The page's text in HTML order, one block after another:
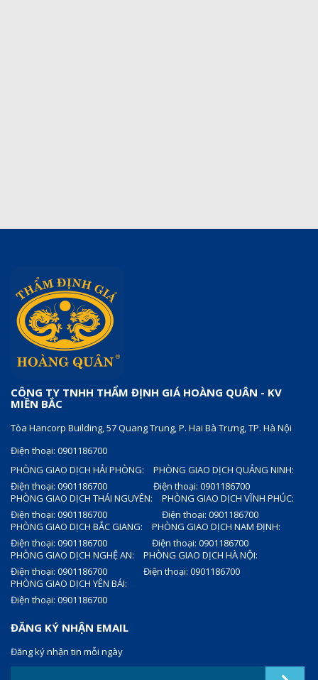
CÔNG TY TNHH THẨM ĐỊNH GIÁ HOÀNG QUÂN - KV
MIỀN BẮC
Tòa Hancorp Building, 57 Quang Trung, P. Hai Bà Trưng, TP. Hà Nội
Điện thoại: 0901186700
PHÒNG GIAO DỊCH HẢI PHÒNG:
Điện thoại: 0901186700
PHÒNG GIAO DỊCH QUẢNG NINH:
Điện thoại: 0901186700
PHÒNG GIAO DỊCH THÁI NGUYÊN:
Điện thoại: 0901186700
PHÒNG GIAO DỊCH VĨNH PHÚC:
Điện thoại: 0901186700
PHÒNG GIAO DỊCH BẮC GIANG:
Điện thoại: 0901186700
PHÒNG GIAO DỊCH NAM ĐỊNH:
Điện thoại: 0901186700
PHÒNG GIAO DỊCH NGHỆ AN:
Điện thoại: 0901186700
PHÒNG GIAO DỊCH HÀ NỘI:
Điện thoại: 0901186700
PHÒNG GIAO DỊCH YÊN BÁI:
Điện thoại: 0901186700
ĐĂNG KÝ NHẬN EMAIL
Đăng ký nhận tin mỗi ngày